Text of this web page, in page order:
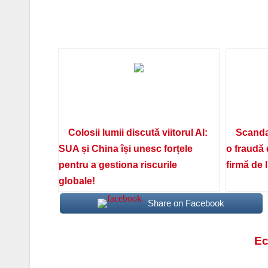
Colosii lumii discută viitorul AI:
SUA și China își unesc forțele
pentru a gestiona riscurile
globale!
o fraudă
firmă de
Share on Facebook